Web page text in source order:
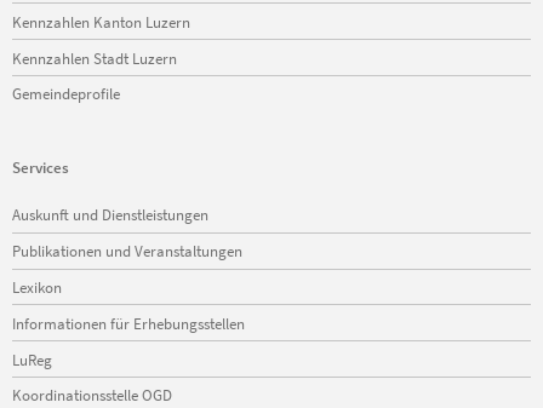
Kennzahlen Kanton Luzern
Kennzahlen Stadt Luzern
Gemeindeprofile
Services
Navigation
überspringen
Auskunft und Dienstleistungen
Publikationen und Veranstaltungen
Lexikon
Informationen für Erhebungsstellen
LuReg
Koordinationsstelle OGD